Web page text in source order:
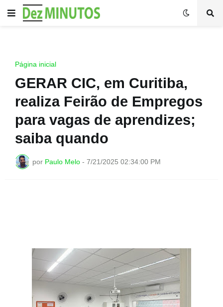
Página inicial
GERAR CIC, em Curitiba,
realiza Feirão de Empregos
para vagas de aprendizes;
saiba quando
por Paulo Melo - 7/21/2025 02:34:00 PM